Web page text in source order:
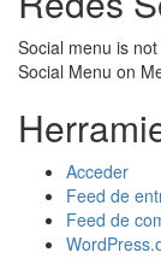
Social menu is
Social Menu on
Acceder
Feed de
Feed de